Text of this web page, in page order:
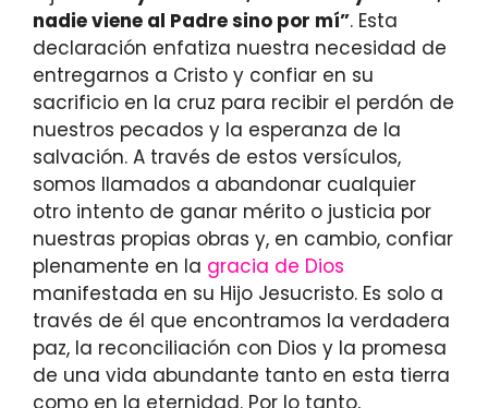
nadie viene al Padre sino por mí”. Esta
declaración enfatiza nuestra necesidad de
entregarnos a Cristo y confiar en su
sacrificio en la cruz para recibir el perdón de
nuestros pecados y la esperanza de la
salvación. A través de estos versículos,
somos llamados a abandonar cualquier
otro intento de ganar mérito o justicia por
nuestras propias obras y, en cambio, confiar
plenamente en la gracia de Dios
manifestada en su Hijo Jesucristo. Es solo a
través de él que encontramos la verdadera
paz, la reconciliación con Dios y la promesa
de una vida abundante tanto en esta tierra
como en la eternidad. Por lo tanto,